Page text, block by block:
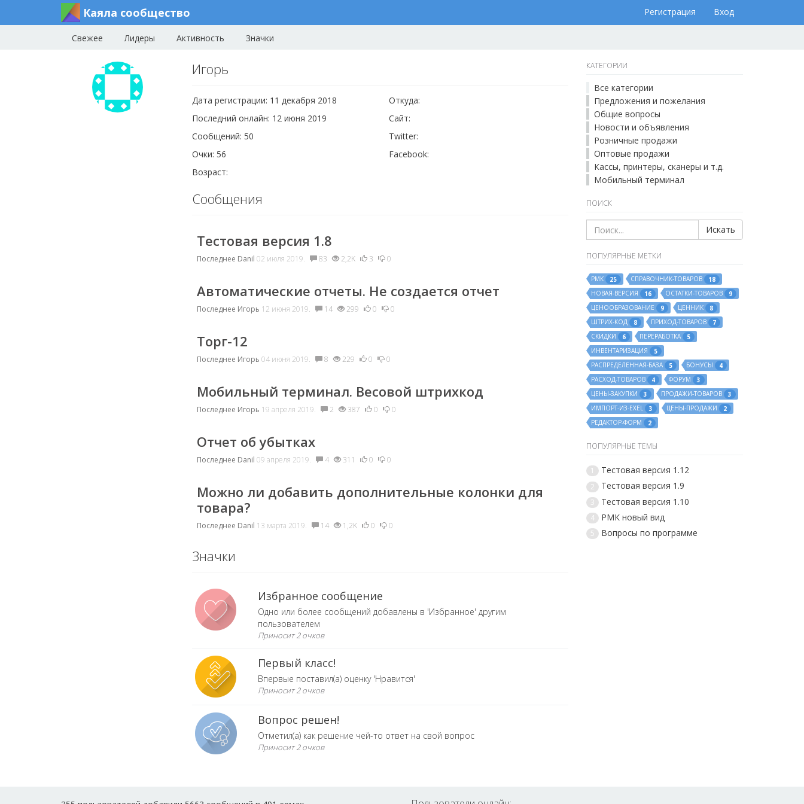
Каяла сообщество Регистрация Вход
Свежее Лидеры Активность Значки
Игорь
Дата регистрации: 11 декабря 2018
Последний онлайн: 12 июня 2019
Сообщений: 50
Очки: 56
Возраст:
Откуда:
Сайт:
Twitter:
Facebook:
Сообщения
Тестовая версия 1.8
Последнее Danil 02 июля 2019. 83 2,2K 3 0
Автоматические отчеты. Не создается отчет
Последнее Игорь 12 июня 2019. 14 299 0 0
Торг-12
Последнее Игорь 04 июня 2019. 8 229 0 0
Мобильный терминал. Весовой штрихкод
Последнее Игорь 19 апреля 2019. 2 387 0 0
Отчет об убытках
Последнее Danil 09 апреля 2019. 4 311 0 0
Можно ли добавить дополнительные колонки для
товара?
Последнее Danil 13 марта 2019. 14 1,2K 0 0
Значки
Избранное сообщение
Одно или более сообщений добавлены в 'Избранное' другим
пользователем
Приносит 2 очков
Первый класс!
Впервые поставил(а) оценку 'Нравится'
Приносит 2 очков
Вопрос решен!
Отметил(а) как решение чей-то ответ на свой вопрос
Приносит 2 очков
КАТЕГОРИИ
Все категории
Предложения и пожелания
Общие вопросы
Новости и объявления
Розничные продажи
Оптовые продажи
Кассы, принтеры, сканеры и т.д.
Мобильный терминал
ПОИСК
Искать
ПОПУЛЯРНЫЕ МЕТКИ
РМК 25 СПРАВОЧНИК-ТОВАРОВ
18
НОВАЯ-ВЕРСИЯ
16 ОСТАТКИ-ТОВАРОВ
9
ЦЕНООБРАЗОВАНИЕ
9 ЦЕННИК
8
ШТРИХ-КОД
8 ПРИХОД-ТОВАРОВ
7
СКИДКИ
6 ПЕРЕРАБОТКА
5
ИНВЕНТАРИЗАЦИЯ
5
РАСПРЕДЕЛЕННАЯ-БАЗА
5 БОНУСЫ
4
РАСХОД-ТОВАРОВ
4 ФОРУМ
3
ЦЕНЫ-ЗАКУПКИ
3 ПРОДАЖИ-ТОВАРОВ
3
ИМПОРТ-ИЗ-EXEL
3 ЦЕНЫ-ПРОДАЖИ
2
РЕДАКТОР-ФОРМ
2
ПОПУЛЯРНЫЕ ТЕМЫ
1 Тестовая версия 1.12
2 Тестовая версия 1.9
3 Тестовая версия 1.10
4 РМК новый вид
5 Вопросы по программе